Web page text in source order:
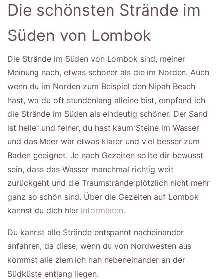
Die schönsten Strände im
Süden von Lombok
Die Strände im Süden von Lombok sind, meiner
Meinung nach, etwas schöner als die im Norden. Auch
wenn du im Norden zum Beispiel den Nipah Beach
hast, wo du oft stundenlang alleine bist, empfand ich
die Strände im Süden als eindeutig schöner. Der Sand
ist heller und feiner, du hast kaum Steine im Wasser
und das Meer war etwas klarer und viel besser zum
Baden geeignet. Je nach Gezeiten sollte dir bewusst
sein, dass das Wasser manchmal richtig weit
zurückgeht und die Traumstrände plötzlich nicht mehr
ganz so schön sind. Über die Gezeiten auf Lombok
kannst du dich hier informieren.
Du kannst alle Strände entspannt nacheinander
anfahren, da diese, wenn du von Nordwesten aus
kommst alle ziemlich nah nebeneinander an der
Südküste entlang liegen.